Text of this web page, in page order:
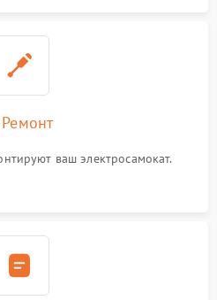
ваш электросамокат.